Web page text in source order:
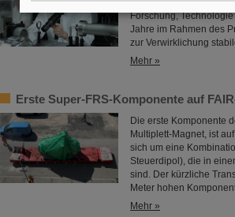
Forschung,
Jahre im Rahmen des
zur Verwirklichung
Mehr »
Erste Super-FRS-Komponente auf
Die erste Komponente
Multiplett-Magnet, ist
sich um eine
Steuerdipol), die in
sind. Der kürzliche
Meter hohen
Mehr »